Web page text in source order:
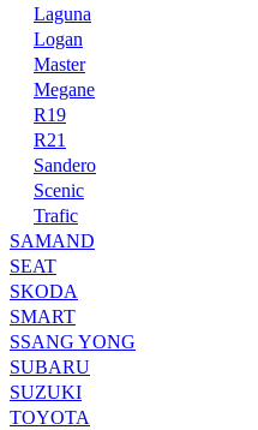
Laguna
Logan
Master
Megane
R19
R21
Sandero
Scenic
Trafic
SAMAND
SEAT
SKODA
SMART
SSANG YONG
SUBARU
SUZUKI
TOYOTA